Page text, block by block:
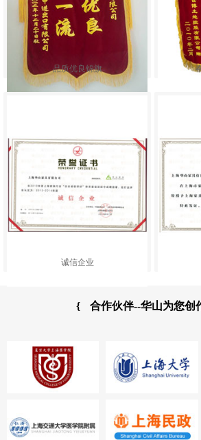
品质优良锦旗
诚信企业
{ 合作伙伴--华山为您创